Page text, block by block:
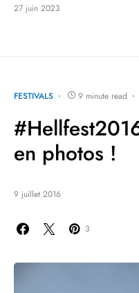
27 juin 2023
FESTIVALS 9 minute read
en photos !
9 juillet 2016
3